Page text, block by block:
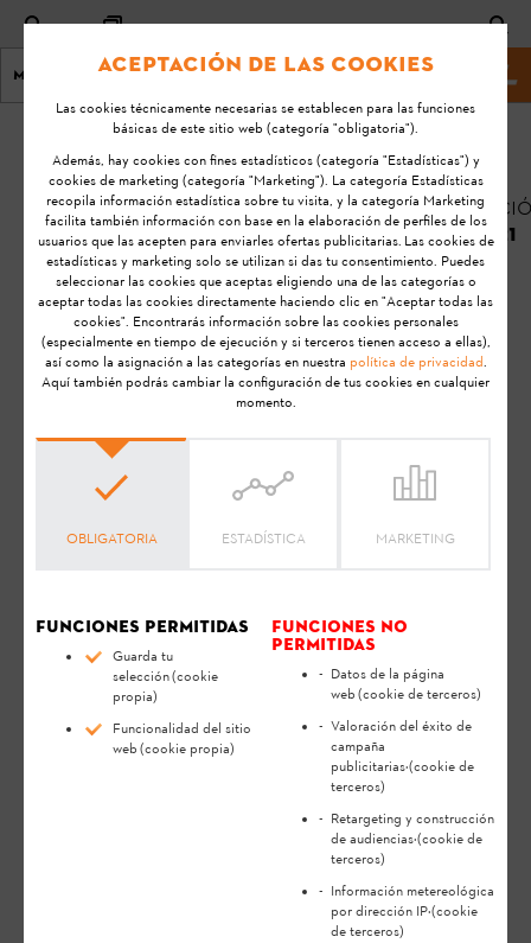
Menú Página principal STIHL
KA-01113
¿Recibe el
distribuidor
especializado un
mensaje en el caso
de que configure
un mantenimiento
para mis máquinas?
STIHL connected
Última
28/06/2021
FAQ
Utilice
Antes de preparar su producto STIHL para el trabajo y
de ponerlo en marcha, limpiarlo, transportarlo, guardarlo,
instrucciones contiene indicaciones de seguridad y le ayuda a
utilizar su producto STIHL de una forma segura y ecológica
para una larga vida útil.
Cuando se configura un mantenimiento en el STIHL
connected Portal, el distribuidor especializado no
recibe ninguna comunicación. Solo podrá informar
directamente al distribuidor por correo electrónico
para un mantenimiento configurado o
recomendado si selecciona "Contactar al
distribuidor especializado" en la vista detallada de
Aceptación de las cookies
Las cookies técnicamente necesarias se establecen para las funciones
básicas de este sitio web (categoría "obligatoria").
Además, hay cookies con fines estadísticos (categoría "Estadísticas") y
cookies de marketing (categoría "Marketing"). La categoría Estadísticas
recopila información estadística sobre tu visita, y la categoría Marketing
facilita también información con base en la elaboración de perfiles de los
usuarios que las acepten para enviarles ofertas publicitarias. Las cookies de
estadísticas y marketing solo se utilizan si das tu consentimiento. Puedes
seleccionar las cookies que aceptas eligiendo una de las categorías o
aceptar todas las cookies directamente haciendo clic en "Aceptar todas las
cookies". Encontrarás información sobre las cookies personales
(especialmente en tiempo de ejecución y si terceros tienen acceso a ellas),
así como la asignación a las categorías en nuestra política de privacidad.
Aquí también podrás cambiar la configuración de tus cookies en cualquier
momento.
OBLIGATORIA ESTADÍSTICA MARKETING
Funciones permitidas
Guarda tu
selección(cookie
propia)
Funcionalidad del sitio
web(cookie propia)
Funciones no
permitidas
Datos de la página
web(cookie de terceros)
Valoración del éxito de
campaña
publicitarias·(cookie de
terceros)
Retargeting y construcción
de audiencias·(cookie de
terceros)
Información metereológica
por dirección IP·(cookie
de terceros)